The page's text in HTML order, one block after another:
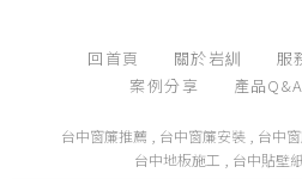
回首頁 關於岩紃 服
案例分享
產品Q&A
台中窗簾推薦 台中窗簾安裝 台中
台中地板施工
台中貼壁